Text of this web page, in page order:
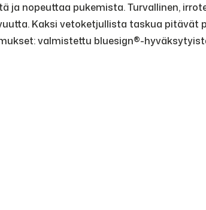
nopeuttaa pukemista. Turvallinen,
Kaksi vetoketjullista taskua pitävät
valmistettu bluesign®-